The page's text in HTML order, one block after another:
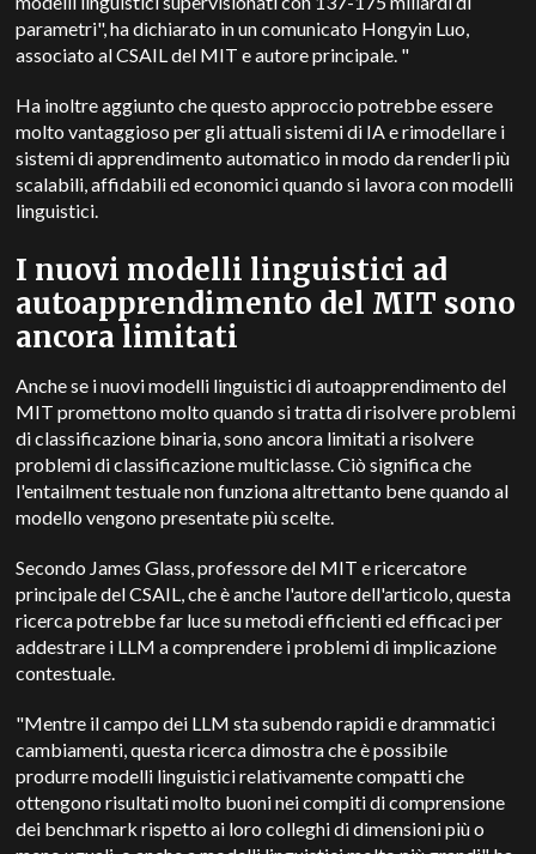
parametri", ha dichiarato in un comunicato Hongyin Luo,
associato al CSAIL del MIT e autore principale. "
Ha inoltre aggiunto che questo approccio potrebbe essere
molto vantaggioso per gli attuali sistemi di IA e rimodellare i
sistemi di apprendimento automatico in modo da renderli più
scalabili, affidabili ed economici quando si lavora con modelli
linguistici.
I nuovi modelli linguistici ad
autoapprendimento del MIT sono
ancora limitati
Anche se i nuovi modelli linguistici di autoapprendimento del
MIT promettono molto quando si tratta di risolvere problemi
di classificazione binaria, sono ancora limitati a risolvere
problemi di classificazione multiclasse. Ciò significa che
l'entailment testuale non funziona altrettanto bene quando al
modello vengono presentate più scelte.
Secondo James Glass, professore del MIT e ricercatore
principale del CSAIL, che è anche l'autore dell'articolo, questa
ricerca potrebbe far luce su metodi efficienti ed efficaci per
addestrare i LLM a comprendere i problemi di implicazione
contestuale.
"Mentre il campo dei LLM sta subendo rapidi e drammatici
cambiamenti, questa ricerca dimostra che è possibile
produrre modelli linguistici relativamente compatti che
ottengono risultati molto buoni nei compiti di comprensione
dei benchmark rispetto ai loro colleghi di dimensioni più o